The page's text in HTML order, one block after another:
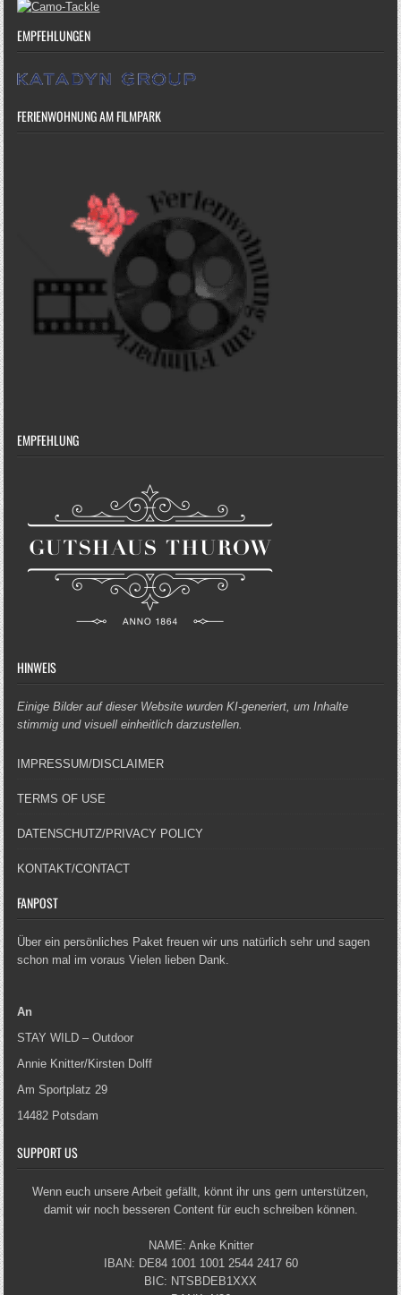
EMPFEHLUNGEN
FERIENWOHNUNG AM FILMPARK
EMPFEHLUNG
HINWEIS
Einige Bilder auf dieser Website wurden KI-generiert, um Inhalte
stimmig und visuell einheitlich darzustellen.
IMPRESSUM/DISCLAIMER
TERMS OF USE
DATENSCHUTZ/PRIVACY POLICY
KONTAKT/CONTACT
FANPOST
Über ein persönliches Paket freuen wir uns natürlich sehr und sagen
schon mal im voraus Vielen lieben Dank.
An
STAY WILD – Outdoor
Annie Knitter/Kirsten Dolff
Am Sportplatz 29
14482 Potsdam
SUPPORT US
Wenn euch unsere Arbeit gefällt, könnt ihr uns gern unterstützen,
damit wir noch besseren Content für euch schreiben können.
NAME: Anke Knitter
IBAN: DE84 1001 1001 2544 2417 60
BIC: NTSBDEB1XXX